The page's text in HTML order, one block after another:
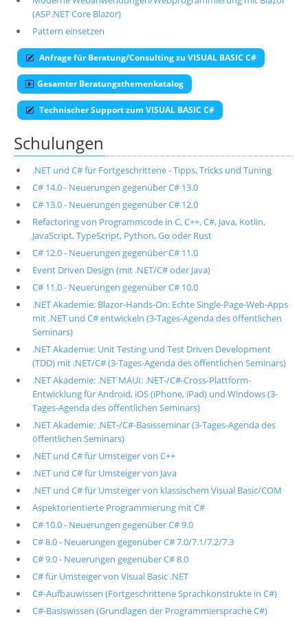
(ASP.NET Core Blazor)
Pattern einsetzen
Anfrage für Beratung/Consulting zu VISUAL BASIC C#
Gesamter Beratungsthemenkatalog
Technischer Support zum VISUAL BASIC C#
Schulungen
.NET und C# für Fortgeschrittene - Tipps, Tricks und Tuning
C# 14.0 - Neuerungen gegenüber C# 13.0
C# 13.0 - Neuerungen gegenüber C# 12.0
Refactoring von Programmcode in C, C++, C#, Java, Kotlin,
JavaScript, TypeScript, Python, Go oder Rust
C# 12.0 - Neuerungen gegenüber C# 11.0
Event Driven Design (mit .NET/C# oder Java)
C# 11.0 - Neuerungen gegenüber C# 10.0
.NET Akademie: Blazor-Hands-On: Echte Single-Page-Web-Apps
mit .NET und C# entwickeln (3-Tages-Agenda des öffentlichen
Seminars)
.NET Akademie: Unit Testing und Test Driven Development
(TDD) mit .NET/C# (3-Tages-Agenda des öffentlichen Seminars)
.NET Akademie: .NET MAUI: .NET-/C#-Cross-Plattform-
Entwicklung für Android, iOS (iPhone, iPad) und Windows (3-
Tages-Agenda des öffentlichen Seminars)
.NET Akademie: .NET-/C#-Basisseminar (3-Tages-Agenda des
öffentlichen Seminars)
.NET und C# für Umsteiger von C++
.NET und C# für Umsteiger von Java
.NET und C# für Umsteiger von klassischem Visual Basic/COM
Aspektorientierte Programmierung mit C#
C# 10.0 - Neuerungen gegenüber C# 9.0
C# 8.0 - Neuerungen gegenüber C# 7.0/7.1/7.2/7.3
C# 9.0 - Neuerungen gegenüber C# 8.0
C# für Umsteiger von Visual Basic .NET
C#-Aufbauwissen (Fortgeschrittene Sprachkonstrukte in C#)
C#-Basiswissen (Grundlagen der Programmiersprache C#)